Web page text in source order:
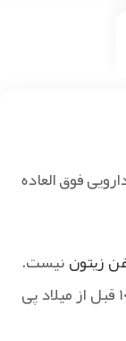
فوق العاده
زیتوننیست.
در واقع، به کاربرد درمانی عصاره آن از ۱۰۰۰ قبل از میلاد پی